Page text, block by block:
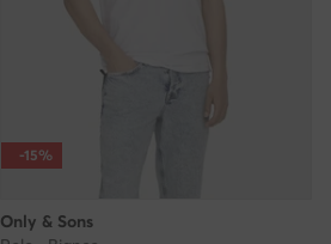
-15%
Only & Sons